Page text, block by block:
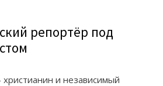
репортёр под
и независимый